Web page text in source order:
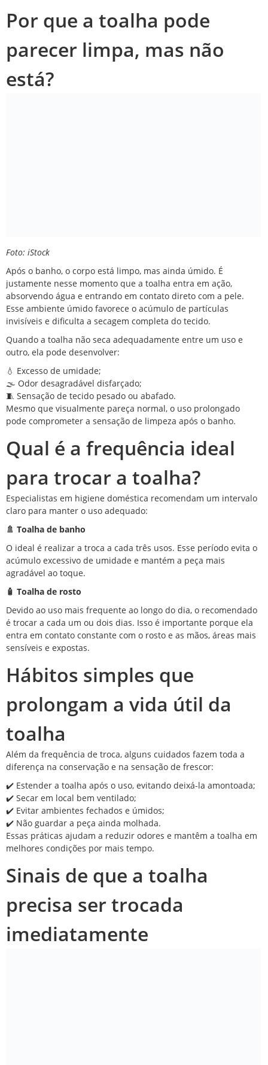
Por que a toalha pode
parecer limpa, mas não
está?
Foto: iStock
Após o banho, o corpo está limpo, mas ainda úmido. É
justamente nesse momento que a toalha entra em ação,
absorvendo água e entrando em contato direto com a pele.
Esse ambiente úmido favorece o acúmulo de partículas
invisíveis e dificulta a secagem completa do tecido.
Quando a toalha não seca adequadamente entre um uso e
outro, ela pode desenvolver:
💧 Excesso de umidade;
🌫️ Odor desagradável disfarçado;
🧵 Sensação de tecido pesado ou abafado.
Mesmo que visualmente pareça normal, o uso prolongado
pode comprometer a sensação de limpeza após o banho.
Qual é a frequência ideal
para trocar a toalha?
Especialistas em higiene doméstica recomendam um intervalo
claro para manter o uso adequado:
🚿 Toalha de banho
O ideal é realizar a troca a cada três usos. Esse período evita o
acúmulo excessivo de umidade e mantém a peça mais
agradável ao toque.
🧴 Toalha de rosto
Devido ao uso mais frequente ao longo do dia, o recomendado
é trocar a cada um ou dois dias. Isso é importante porque ela
entra em contato constante com o rosto e as mãos, áreas mais
sensíveis e expostas.
Hábitos simples que
prolongam a vida útil da
toalha
Além da frequência de troca, alguns cuidados fazem toda a
diferença na conservação e na sensação de frescor:
✔️ Estender a toalha após o uso, evitando deixá-la amontoada;
✔️ Secar em local bem ventilado;
✔️ Evitar ambientes fechados e úmidos;
✔️ Não guardar a peça ainda molhada.
Essas práticas ajudam a reduzir odores e mantêm a toalha em
melhores condições por mais tempo.
Sinais de que a toalha
precisa ser trocada
imediatamente